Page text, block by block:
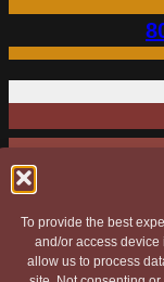
To provide the best
and/or access device
allow us to process
לחברה ואין